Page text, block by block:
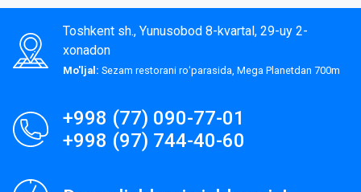
Toshkent sh., Yunusobod 8-kvartal, 29-uy 2-
xonadon
Mo'ljal: Sezam restorani roʻparasida, Mega Planetdan 700m
+998 (77) 090-77-01
+998 (97) 744-40-60